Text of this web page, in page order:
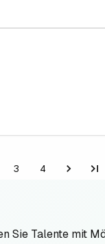
3 4
Sie Talente mit